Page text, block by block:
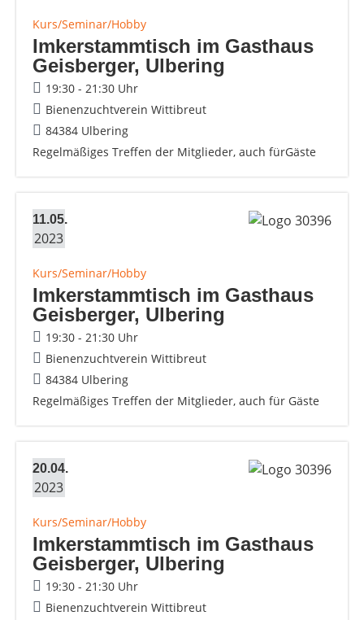
Kurs/Seminar/Hobby
Imkerstammtisch im Gasthaus
Geisberger, Ulbering
19:30 - 21:30 Uhr
Bienenzuchtverein Wittibreut
84384 Ulbering
Regelmäßiges Treffen der Mitglieder, auch fürGäste
11.05.
2023
Kurs/Seminar/Hobby
Imkerstammtisch im Gasthaus
Geisberger, Ulbering
19:30 - 21:30 Uhr
Bienenzuchtverein Wittibreut
84384 Ulbering
Regelmäßiges Treffen der Mitglieder, auch für Gäste
20.04.
2023
Kurs/Seminar/Hobby
Imkerstammtisch im Gasthaus
Geisberger, Ulbering
19:30 - 21:30 Uhr
Bienenzuchtverein Wittibreut